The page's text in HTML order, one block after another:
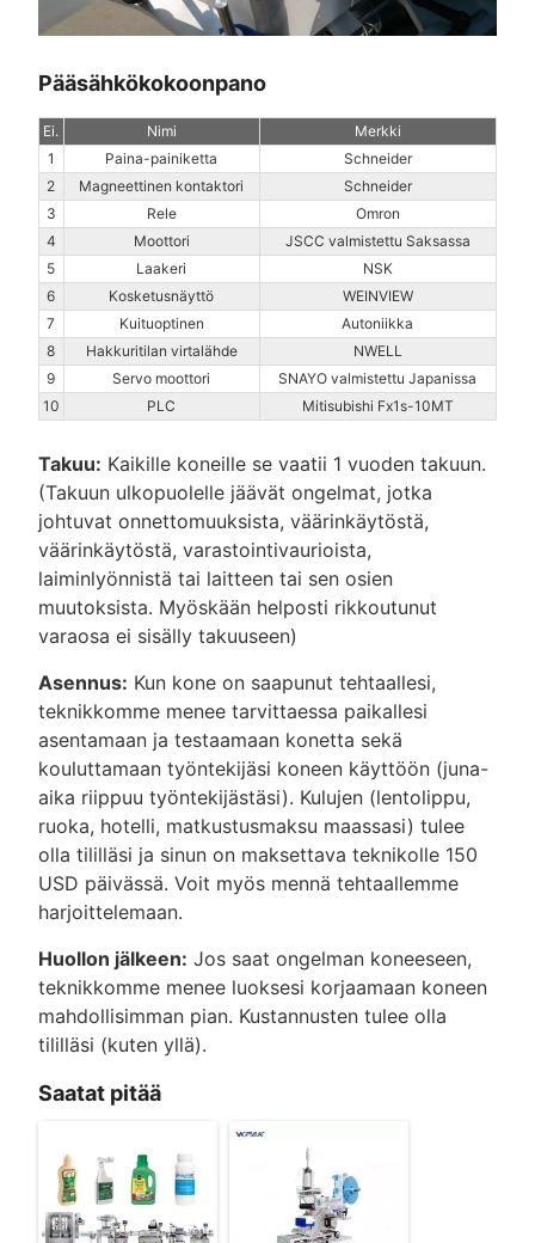
Pääsähkökokoonpano
Ei. Nimi
Merkki
1
Paina-painiketta
Schneider
2
Magneettinen kontaktori
Schneider
3
Rele
Omron
4
Moottori
JSCC valmistettu Saksassa
5
Laakeri
NSK
6
Kosketusnäyttö
WEINVIEW
7
Kuituoptinen
Autoniikka
8
Hakkuritilan virtalähde
NWELL
9
Servo moottori
SNAYO valmistettu Japanissa
10
PLC Mitisubishi Fx1s-10MT
Takuu: Kaikille koneille se vaatii 1 vuoden takuun.
(Takuun ulkopuolelle jäävät ongelmat, jotka
johtuvat onnettomuuksista, väärinkäytöstä,
väärinkäytöstä, varastointivaurioista,
laiminlyönnistä tai laitteen tai sen osien
muutoksista. Myöskään helposti rikkoutunut
varaosa ei sisälly takuuseen)
Asennus: Kun kone on saapunut tehtaallesi,
teknikkomme menee tarvittaessa paikallesi
asentamaan ja testaamaan konetta sekä
kouluttamaan työntekijäsi koneen käyttöön (juna-
aika riippuu työntekijästäsi). Kulujen (lentolippu,
ruoka, hotelli, matkustusmaksu maassasi) tulee
olla tililläsi ja sinun on maksettava teknikolle 150
USD päivässä. Voit myös mennä tehtaallemme
harjoittelemaan.
Huollon jälkeen: Jos saat ongelman koneeseen,
teknikkomme menee luoksesi korjaamaan koneen
mahdollisimman pian. Kustannusten tulee olla
tililläsi (kuten yllä).
Saatat pitää